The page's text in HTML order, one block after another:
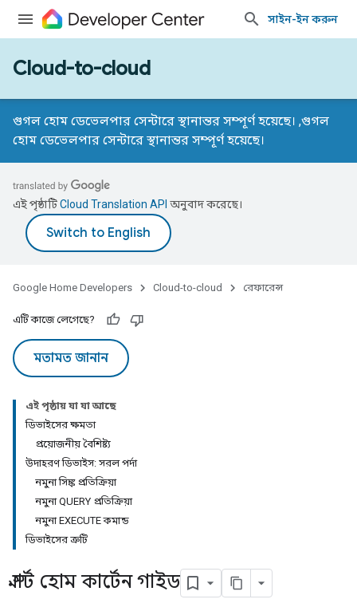
সাইন-ইন করুন
Cloud-to-cloud
গুগল হোম ডেভেলপার সেন্টারে স্থানান্তর সম্পূর্ণ হয়েছে। ,গুগল
হোম ডেভেলপার সেন্টারে স্থানান্তর সম্পূর্ণ হয়েছে।
এই পৃষ্ঠাটিCloud Translation API অনুবাদ করেছে।
Google Home Developers Cloud-to-cloud রেফারেন্স
এটি কাজে লেগেছে?
মতামত জানান
এই পৃষ্ঠায় যা যা আছে
ডিভাইসের ক্ষমতা
প্রয়োজনীয় বৈশিষ্ট্য
উদাহরণ ডিভাইস: সরল পর্দা
নমুনা সিঙ্ক প্রতিক্রিয়া
নমুনা QUERY প্রতিক্রিয়া
নমুনা EXECUTE কমান্ড
ডিভাইসের ত্রুটি
স্মার্ট হোম কার্টেন গাইড